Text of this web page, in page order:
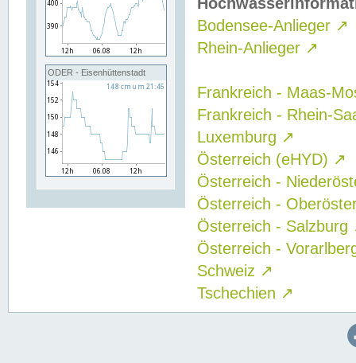
ODER - Eisenhüttenstadt
Bodensee-Anlieger ↗
Rhein-Anlieger ↗
Frankreich - Maas-
Frankreich - Rhein-
Luxemburg ↗
Österreich (eHYD) ↗
Österreich -
Österreich -
Österreich - Salzburg
Österreich -
Schweiz ↗
Tschechien ↗